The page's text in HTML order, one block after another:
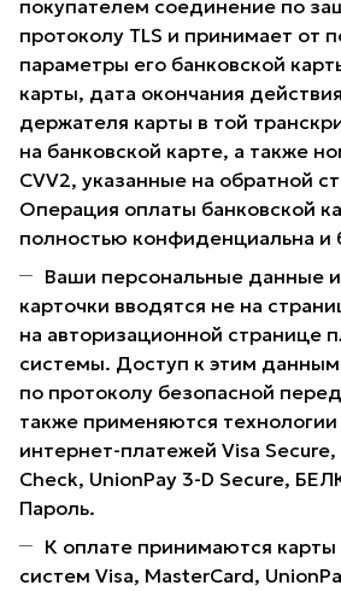
покупателем соединение по
протоколу TLS и принимает от
параметры его банковской
карты, дата окончания
держателя карты в той
на банковской карте, а также
CVV2, указанные на обратной
Операция оплаты банковской
полностью конфиденциальна и
Ваши персональные данные
карточки вводятся не на
на авторизационной странице
системы. Доступ к этим
по протоколу безопасной
также применяются
интернет-платежей Visa
Check, UnionPay 3-D Secure,
Пароль.
К оплате принимаются
систем Visa, MasterCard,